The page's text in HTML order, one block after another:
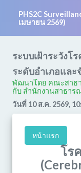
PHS2C
เมษายน 2569)
ระดับอำเภอและจั
พัฒนาโดย คณะสาธ
กับ สํานักงานสาธาร
วันที่ 10 ส.ค. 2569,
หน้าแรก
โร